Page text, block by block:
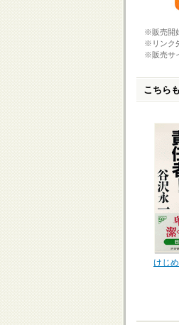
※販売開
※リンク
※販売サ
こちら
けじ